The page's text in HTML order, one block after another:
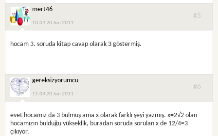
mert46
10:04 20 Jan 2011
#5
hocam 3. soruda kitap cavap olarak 3 göstermiş.
gereksizyorumcu
11:04 20 Jan 2011
#6
evet hocamız da 3 bulmuş ama x olarak farklı şeyi yazmış. x=2√2 olan
hocamızın bulduğu yükseklik, buradan soruda sorulan x de 12/4=3
çıkıyor.